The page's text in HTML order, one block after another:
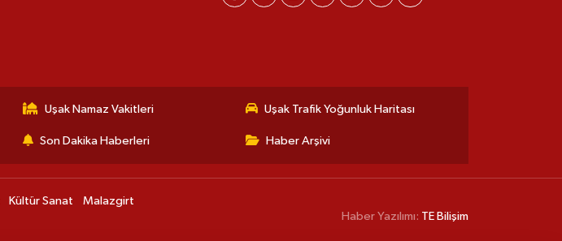
Uşak Namaz Vakitleri Uşak Trafik Yoğunluk Haritası
Son Dakika Haberleri Haber Arşivi
Kültür Sanat
Malazgirt
Haber Yazılımı: TE Bilişim